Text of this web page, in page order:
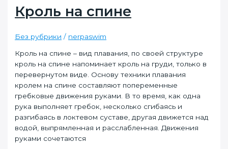
Кроль на спине
Без рубрики / nerpaswim
Кроль на спине – вид плавания, по своей структуре
кроль на спине напоминает кроль на груди, только в
перевернутом виде. Основу техники плавания
кролем на спине составляют попеременные
гребковые движения руками. В то время, как одна
рука выполняет гребок, несколько сгибаясь и
разгибаясь в локтевом суставе, другая движется над
водой, выпрямленная и расслабленная. Движения
руками сочетаются